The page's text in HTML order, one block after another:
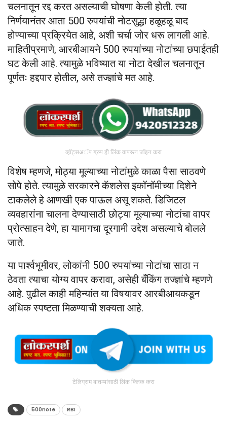
चलनातून रद्द करत असल्याची घोषणा केली होती. त्या
निर्णयानंतर आता 500 रुपयांची नोटसुद्धा हळूहळू बाद
होण्याच्या प्रक्रियेत आहे, अशी चर्चा जोर धरू लागली आहे.
माहितीप्रमाणे, आरबीआयने 500 रुपयांच्या नोटांच्या छपाईतही
घट केली आहे. त्यामुळे भविष्यात या नोटा देखील चलनातून
पूर्णतः हद्दपार होतील, असे तज्ज्ञांचे मत आहे.
व्हॉट्सअॅप ग्रुप ही लिंक वापरून जॉइन करा
विशेष म्हणजे, मोठ्या मूल्याच्या नोटांमुळे काळा पैसा साठवणे
सोपे होते. त्यामुळे सरकारने कॅशलेस इकॉनॉमीच्या दिशेने
टाकलेले हे आणखी एक पाऊल असू शकते. डिजिटल
व्यवहारांना चालना देण्यासाठी छोट्या मूल्याच्या नोटांचा वापर
प्रोत्साहन देणे, हा यामागचा दूरगामी उद्देश असल्याचे बोलले
जाते.
या पार्श्वभूमीवर, लोकांनी 500 रुपयांच्या नोटांचा साठा न
ठेवता त्याचा योग्य वापर करावा, असेही बँकिंग तज्ज्ञांचे म्हणणे
आहे. पुढील काही महिन्यांत या विषयावर आरबीआयकडून
अधिक स्पष्टता मिळण्याची शक्यता आहे.
टेलिग्राम बातम्यांसाठी लिंक क्लिक करा
500note RBI